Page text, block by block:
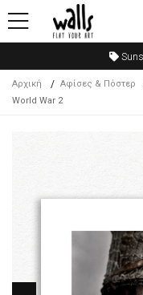
Αρχική Αφίσες & Πόστερ
World War 2